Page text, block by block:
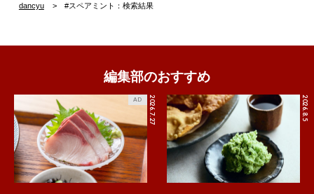
dancyu #スペアミント：検索結果
編集部のおすすめ
2026.7.27
AD 2026.8.5